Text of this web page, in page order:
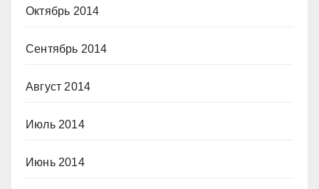
Октябрь 2014
Сентябрь 2014
Август 2014
Июль 2014
Июнь 2014